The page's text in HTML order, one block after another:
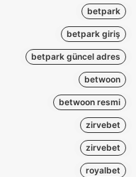
betpark
betpark giriş
betpark güncel adres
betwoon
betwoon resmi
zirvebet
zirvebet
royalbet